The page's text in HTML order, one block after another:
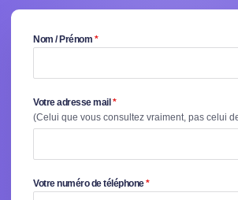
Nom / Prénom *
Votre adresse mail *
(Celui que vous consultez vraiment, pas celui
Votre numéro de téléphone*